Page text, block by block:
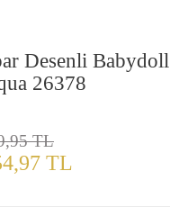
Desenli Babydoll
26378
TL
TL